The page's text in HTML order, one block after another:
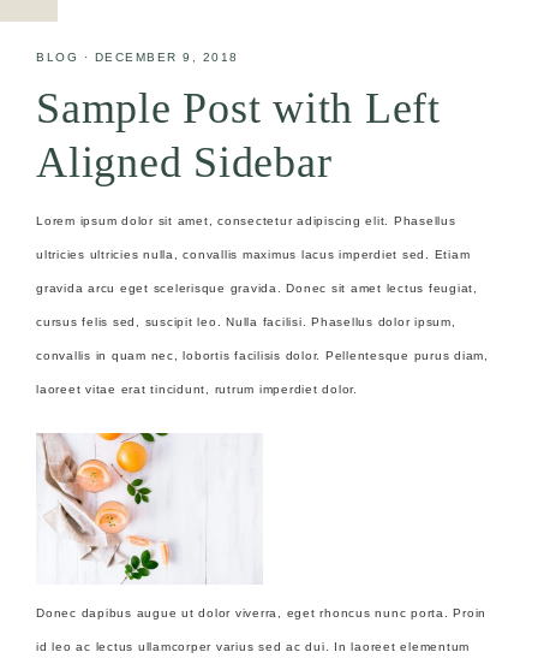
BLOG · DECEMBER 9, 2018
Sample Post with Left
Aligned Sidebar
Lorem ipsum dolor sit amet, consectetur adipiscing elit. Phasellus
ultricies ultricies nulla, convallis maximus lacus imperdiet sed. Etiam
gravida arcu eget scelerisque gravida. Donec sit amet lectus feugiat,
cursus felis sed, suscipit leo. Nulla facilisi. Phasellus dolor ipsum,
convallis in quam nec, lobortis facilisis dolor. Pellentesque purus diam,
laoreet vitae erat tincidunt, rutrum imperdiet dolor.
Donec dapibus augue ut dolor viverra, eget rhoncus nunc porta. Proin
id leo ac lectus ullamcorper varius sed ac dui. In laoreet elementum